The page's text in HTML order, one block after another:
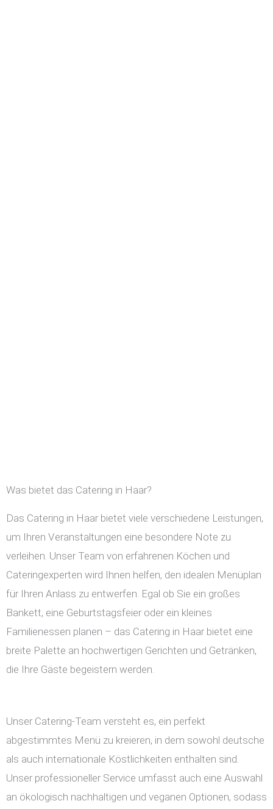
Was bietet das Catering in Haar?
Das Catering in Haar bietet viele verschiedene Leistungen,
um Ihren Veranstaltungen eine besondere Note zu
verleihen. Unser Team von erfahrenen Köchen und
Cateringexperten wird Ihnen helfen, den idealen Menüplan
für Ihren Anlass zu entwerfen. Egal ob Sie ein großes
Bankett, eine Geburtstagsfeier oder ein kleines
Familienessen planen – das Catering in Haar bietet eine
breite Palette an hochwertigen Gerichten und Getränken,
die Ihre Gäste begeistern werden.
Unser Catering-Team versteht es, ein perfekt
abgestimmtes Menü zu kreieren, in dem sowohl deutsche
als auch internationale Köstlichkeiten enthalten sind.
Unser professioneller Service umfasst auch eine Auswahl
an ökologisch nachhaltigen und veganen Optionen, sodass